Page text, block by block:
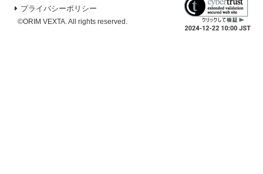
プライバシーポリシー
©ORIM VEXTA. All rights reserved.